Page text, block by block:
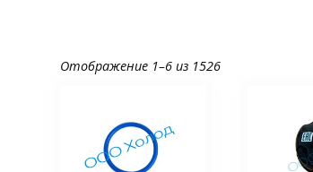
Отображение 1–6 из 1526